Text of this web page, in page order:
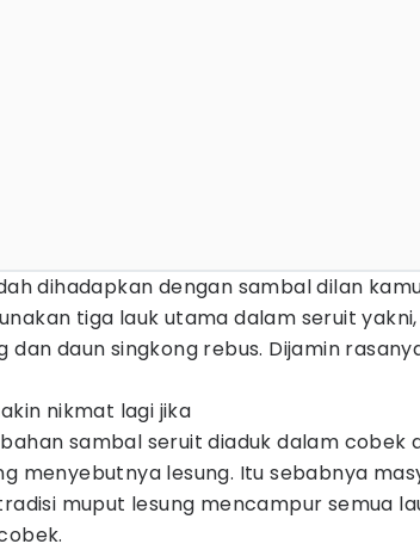
dihadapkan dengan sambal dilan
tiga lauk utama dalam seruit
dan daun singkong rebus. Dijamin
nikmat lagi jika
sambal seruit diaduk dalam cobek
menyebutnya lesung. Itu sebabnya
muput lesung mencampur semua